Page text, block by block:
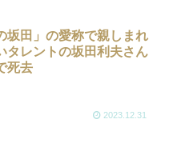
坂田」の愛称で親しまれ
タレントの坂田利夫さん
死去
2023.12.31